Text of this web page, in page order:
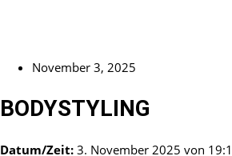
November 3, 2025
BODYSTYLING
Datum/Zeit: 3. November 2025 von